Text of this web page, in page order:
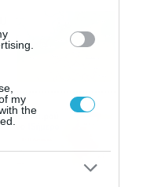
my
the